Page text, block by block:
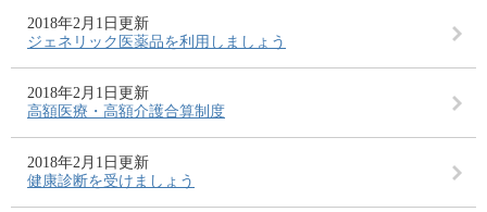
2018年2月1日更新
ジェネリック医薬品を利用しましょう
2018年2月1日更新
高額医療・高額介護合算制度
2018年2月1日更新
健康診断を受けましょう